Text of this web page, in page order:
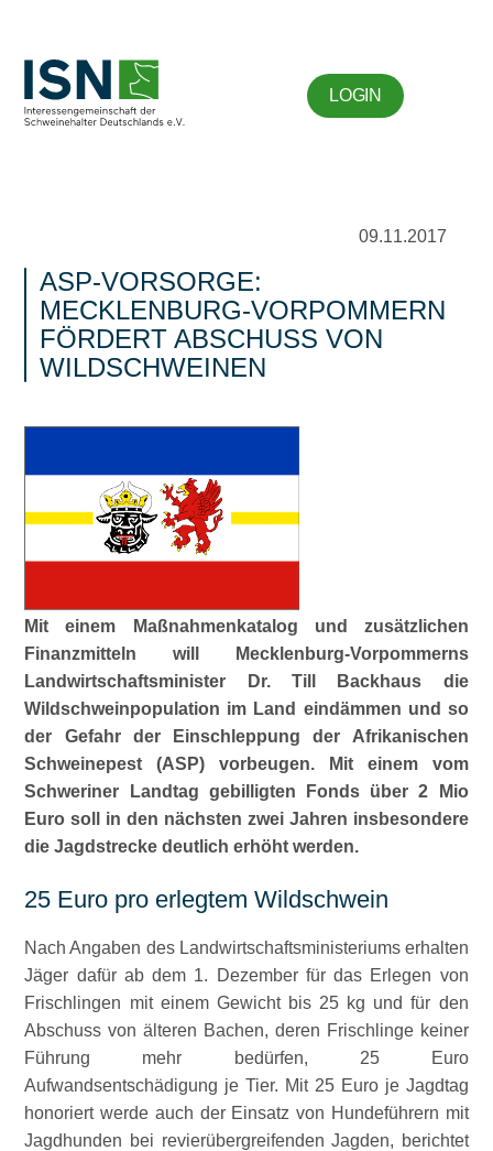
LOGIN
09.11.2017
ASP-VORSORGE:
MECKLENBURG-VORPOMMERN
FÖRDERT ABSCHUSS VON
WILDSCHWEINEN
Mit einem Maßnahmenkatalog und zusätzlichen
Finanzmitteln will Mecklenburg-Vorpommerns
Landwirtschaftsminister Dr. Till Backhaus die
Wildschweinpopulation im Land eindämmen und so
der Gefahr der Einschleppung der Afrikanischen
Schweinepest (ASP) vorbeugen. Mit einem vom
Schweriner Landtag gebilligten Fonds über 2 Mio
Euro soll in den nächsten zwei Jahren insbesondere
die Jagdstrecke deutlich erhöht werden.
25 Euro pro erlegtem Wildschwein
Nach Angaben des Landwirtschaftsministeriums erhalten
Jäger dafür ab dem 1. Dezember für das Erlegen von
Frischlingen mit einem Gewicht bis 25 kg und für den
Abschuss von älteren Bachen, deren Frischlinge keiner
Führung mehr bedürfen, 25 Euro
Aufwandsentschädigung je Tier. Mit 25 Euro je Jagdtag
honoriert werde auch der Einsatz von Hundeführern mit
Jagdhunden bei revierübergreifenden Jagden, berichtet